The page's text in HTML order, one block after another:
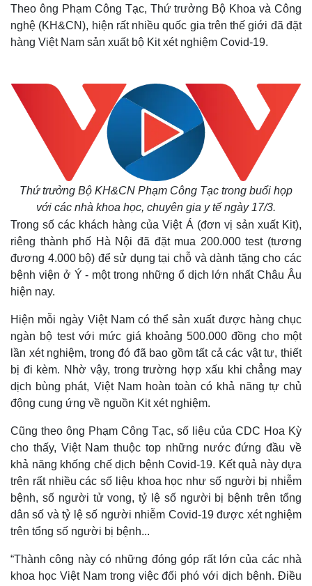
Theo ông Phạm Công Tạc, Thứ trưởng Bộ Khoa và Công
nghệ (KH&CN), hiện rất nhiều quốc gia trên thế giới đã đặt
hàng Việt Nam sản xuất bộ Kit xét nghiệm Covid-19.
Thứ trưởng Bộ KH&CN Phạm Công Tạc trong buổi họp
với các nhà khoa học, chuyên gia y tế ngày 17/3.
Trong số các khách hàng của Việt Á (đơn vị sản xuất Kit),
riêng thành phố Hà Nội đã đặt mua 200.000 test (tương
đương 4.000 bộ) để sử dụng tại chỗ và dành tặng cho các
bệnh viện ở Ý - một trong những ổ dịch lớn nhất Châu Âu
hiện nay.
Hiện mỗi ngày Việt Nam có thể sản xuất được hàng chục
ngàn bộ test với mức giá khoảng 500.000 đồng cho một
lần xét nghiệm, trong đó đã bao gồm tất cả các vật tư, thiết
bị đi kèm. Nhờ vậy, trong trường hợp xấu khi chẳng may
dịch bùng phát, Việt Nam hoàn toàn có khả năng tự chủ
động cung ứng về nguồn Kit xét nghiệm.
Cũng theo ông Phạm Công Tạc, số liệu của CDC Hoa Kỳ
cho thấy, Việt Nam thuộc top những nước đứng đầu về
khả năng khống chế dịch bệnh Covid-19. Kết quả này dựa
trên rất nhiều các số liệu khoa học như số người bị nhiễm
bệnh, số người tử vong, tỷ lệ số người bị bệnh trên tổng
dân số và tỷ lệ số người nhiễm Covid-19 được xét nghiệm
trên tổng số người bị bệnh...
“Thành công này có những đóng góp rất lớn của các nhà
khoa học Việt Nam trong việc đối phó với dịch bệnh. Điều